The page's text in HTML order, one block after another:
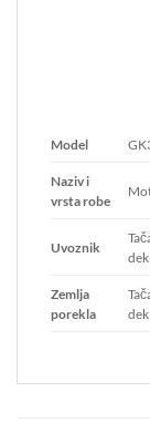
Model
Naziv i
vrsta robe
Uvoznik
Zemlja
porekla